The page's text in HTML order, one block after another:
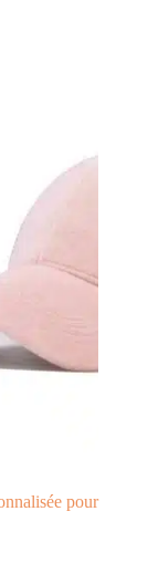
pour